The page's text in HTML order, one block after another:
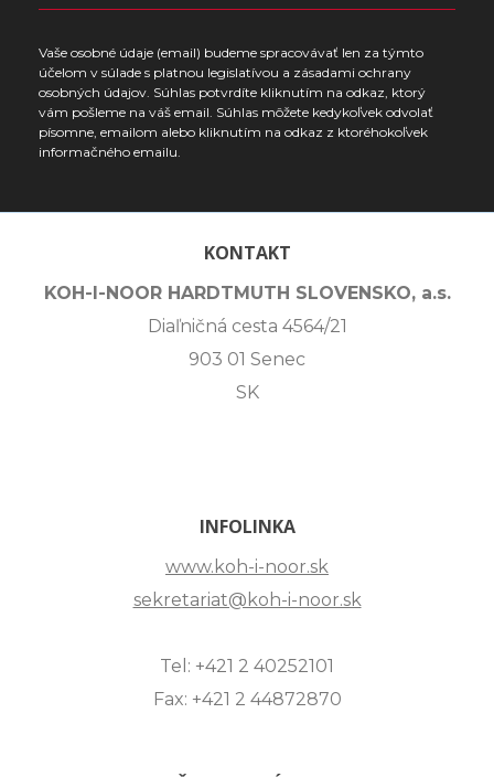
Vaše osobné údaje (email) budeme spracovávať len za týmto
účelom v súlade s platnou legislatívou a zásadami ochrany
osobných údajov. Súhlas potvrdíte kliknutím na odkaz, ktorý
vám pošleme na váš email. Súhlas môžete kedykoľvek odvolať
písomne, emailom alebo kliknutím na odkaz z ktoréhokoľvek
informačného emailu.
KONTAKT
KOH-I-NOOR HARDTMUTH SLOVENSKO, a.s.
Diaľničná cesta 4564/21
903 01 Senec
SK
INFOLINKA
www.koh-i-noor.sk
sekretariat@koh-i-noor.sk
Tel: +421 2 40252101
Fax: +421 2 44872870